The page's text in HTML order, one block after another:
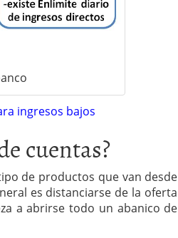
ingresos bajos
cuentas?
de productos que van desde
es distanciarse de la oferta
a abrirse todo un abanico de